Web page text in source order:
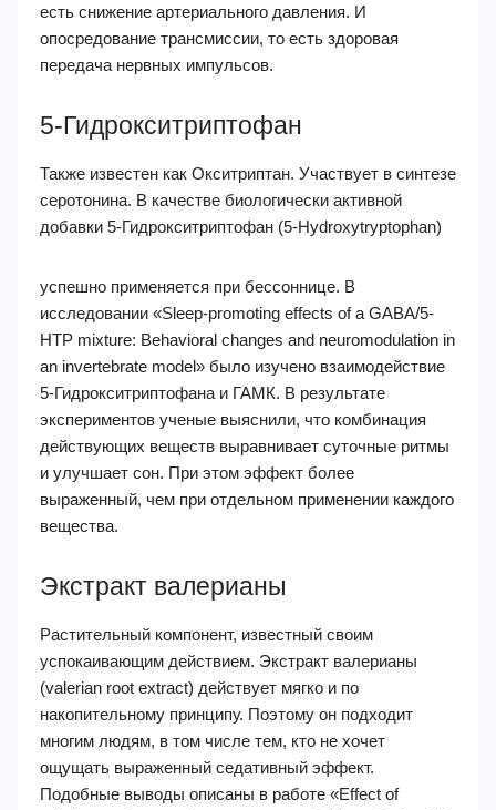
есть снижение артериального давления. И
опосредование трансмиссии, то есть здоровая
передача нервных импульсов.
5-Гидрокситриптофан
Также известен как Окситриптан. Участвует в синтезе
серотонина. В качестве биологически активной
добавки 5-Гидрокситриптофан (5-Hydroxytryptophan)
успешно применяется при бессоннице. В
исследовании «Sleep-promoting effects of a GABA/5-
HTP mixture: Behavioral changes and neuromodulation in
an invertebrate model» было изучено взаимодействие
5-Гидрокситриптофана и ГАМК. В результате
экспериментов ученые выяснили, что комбинация
действующих веществ выравнивает суточные ритмы
и улучшает сон. При этом эффект более
выраженный, чем при отдельном применении каждого
вещества.
Экстракт валерианы
Растительный компонент, известный своим
успокаивающим действием. Экстракт валерианы
(valerian root extract) действует мягко и по
накопительному принципу. Поэтому он подходит
многим людям, в том числе тем, кто не хочет
ощущать выраженный седативный эффект.
Подобные выводы описаны в работе «Effect of